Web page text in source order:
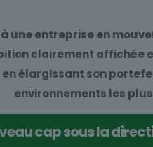
une entreprise en
clairement
élargissant son
environnements les
cap sous la